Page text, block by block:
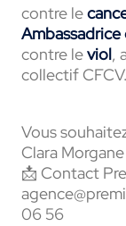
contre le
Ambassadrice
contre leviol,
collectif CFCV.
Vous
Clara
📩 Contact
06 56